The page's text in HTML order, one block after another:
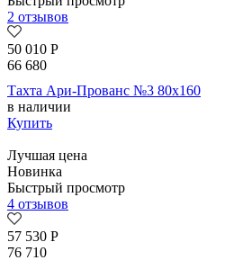
2 отзывов
50 010 Р
66 680
Тахта Ари-Прованс №3 80х160
в наличии
Купить
Лучшая цена
Новинка
Быстрый просмотр
4 отзывов
57 530 Р
76 710